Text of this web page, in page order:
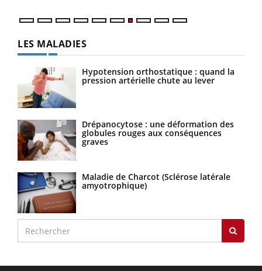
LES MALADIES
Hypotension orthostatique : quand la
pression artérielle chute au lever
Drépanocytose : une déformation des
globules rouges aux conséquences
graves
Maladie de Charcot (Sclérose latérale
amyotrophique)